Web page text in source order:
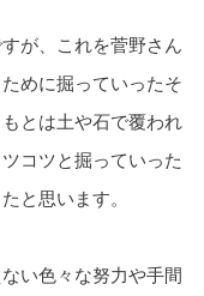
が、これを菅野さん
めに掘っていったそ
とは土や石で覆われ
コツと掘っていった
と思います。
い色々な努力や手間